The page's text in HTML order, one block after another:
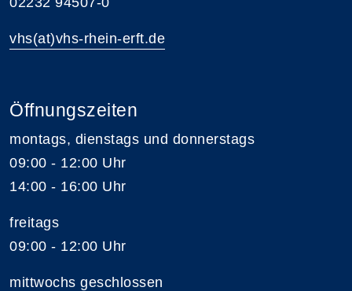
vhs(at)vhs-rhein-erft.de
Öffnungszeiten
montags, dienstags und donnerstags
09:00 - 12:00 Uhr
14:00 - 16:00 Uhr
freitags
09:00 - 12:00 Uhr
mittwochs geschlossen